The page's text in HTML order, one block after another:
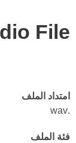
File
امتداد الملف
.wav
فئة الملف